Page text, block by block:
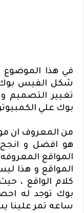
في هذا
شكل الفيس بوك
تغيير التصميم
بوك علي
من المعروف ان
هو افضل و
المواقع
المواقع و هذا
كلام الواقع ،
بوك توجد له